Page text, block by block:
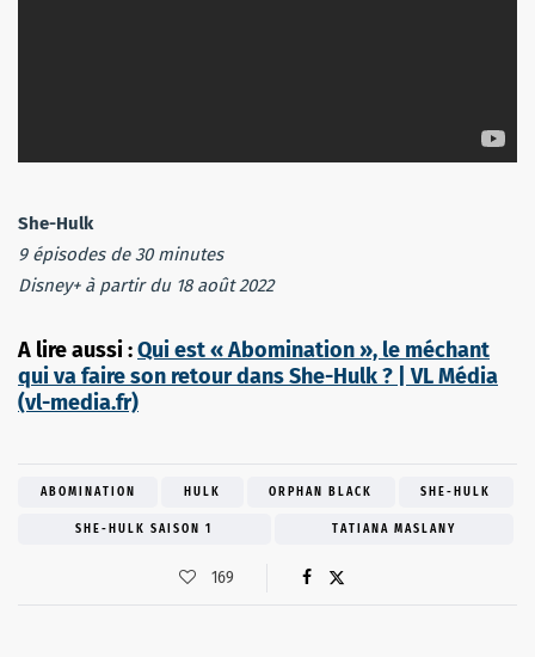
She-Hulk
9 épisodes de 30 minutes
Disney+ à partir du 18 août 2022
A lire aussi :Qui est « Abomination », le méchant
qui va faire son retour dans She-Hulk ? | VL Média
(vl-media.fr)
ABOMINATION HULK ORPHAN BLACK SHE-HULK
SHE-HULK SAISON 1 TATIANA MASLANY
169